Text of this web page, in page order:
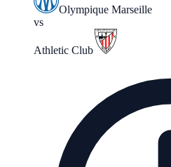
Olympique Marseille
vs
Athletic Club